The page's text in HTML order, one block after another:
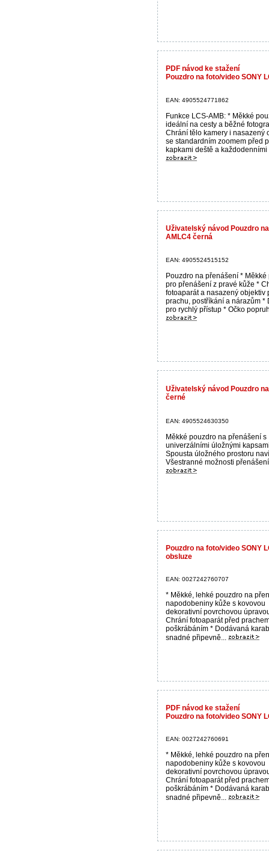
PDF návod ke stažení
Pouzdro na foto/video SONY
EAN: 4905524771862
Funkce LCS-AMB: * Měkké
ideální na cesty a běžné
Chrání tělo kamery i nasazený
se standardním zoomem před
kapkami deště a každodenními
Uživatelský návod Pouzdro
AMLC4 černá
EAN: 4905524515152
Pouzdro na přenášení * Měkké
pro přenášení z pravé kůže *
fotoaparát a nasazený objektiv
prachu, postříkání a nárazům *
pro rychlý přístup * Očko
Uživatelský návod Pouzdro
černé
EAN: 4905524630350
Měkké pouzdro na přenášení s
univerzálními úložnými
Spousta úložného prostoru
Všestranné možnosti
Pouzdro na foto/video SONY
obsluze
EAN: 0027242760707
* Měkké, lehké pouzdro na
napodobeniny kůže s kovovou
dekorativní povrchovou
Chrání fotoaparát před
poškrábáním * Dodávaná
snadné připevně...
PDF návod ke stažení
Pouzdro na foto/video SONY
EAN: 0027242760691
* Měkké, lehké pouzdro na
napodobeniny kůže s kovovou
dekorativní povrchovou
Chrání fotoaparát před
poškrábáním * Dodávaná
snadné připevně...